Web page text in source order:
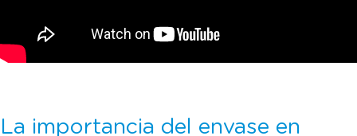
La importancia del envase en